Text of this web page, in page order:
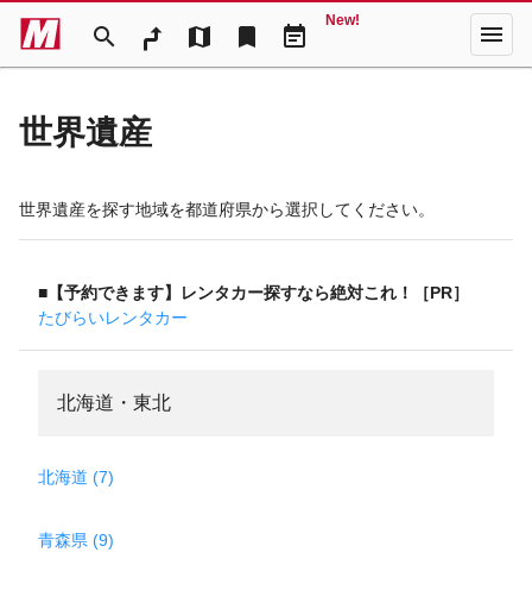
search map bookmark event_note
New! menu
世界遺産
世界遺産を探す地域を都道府県から選択してください。
■【予約できます】レンタカー探すなら絶対これ！［PR］
たびらいレンタカー
北海道・東北
北海道 (7)
青森県 (9)